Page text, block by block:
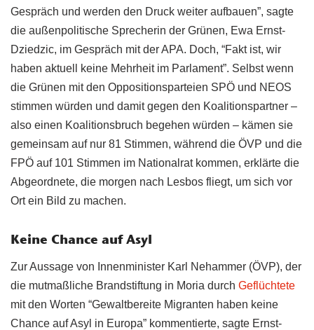
Gespräch und werden den Druck weiter aufbauen”, sagte
die außenpolitische Sprecherin der Grünen, Ewa Ernst-
Dziedzic, im Gespräch mit der APA. Doch, “Fakt ist, wir
haben aktuell keine Mehrheit im Parlament”. Selbst wenn
die Grünen mit den Oppositionsparteien SPÖ und NEOS
stimmen würden und damit gegen den Koalitionspartner –
also einen Koalitionsbruch begehen würden – kämen sie
gemeinsam auf nur 81 Stimmen, während die ÖVP und die
FPÖ auf 101 Stimmen im Nationalrat kommen, erklärte die
Abgeordnete, die morgen nach Lesbos fliegt, um sich vor
Ort ein Bild zu machen.
Keine Chance auf Asyl
Zur Aussage von Innenminister Karl Nehammer (ÖVP), der
die mutmaßliche Brandstiftung in Moria durch Geflüchtete
mit den Worten “Gewaltbereite Migranten haben keine
Chance auf Asyl in Europa” kommentierte, sagte Ernst-